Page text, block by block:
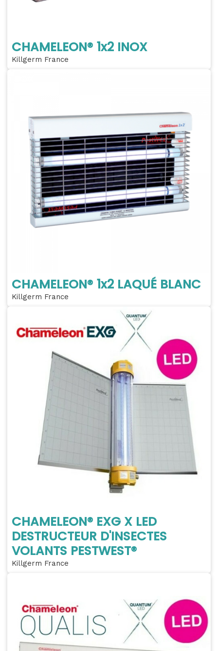
CHAMELEON® 1x2 INOX
Killgerm France
CHAMELEON® 1x2 LAQUÉ BLANC
Killgerm France
CHAMELEON® EXG X LED
DESTRUCTEUR D'INSECTES
VOLANTS PESTWEST®
Killgerm France